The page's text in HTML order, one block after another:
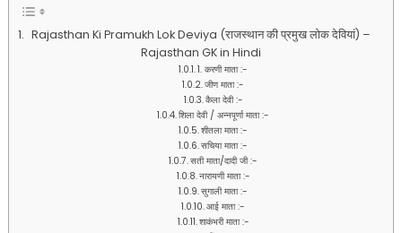
Rajasthan Ki Pramukh Lok Deviya (राजस्थान की प्रमुख लोक देवियां) –
Rajasthan GK in Hindi
1. करणी माता :-
जीण माता :-
कैला देवी :-
शिला देवी / अन्नपूर्णा माता :-
शीतला माता :-
सचिया माता :-
सती माता/दादी जी :-
नारायणी माता :-
सुगाली माता :-
आई माता :-
शाकंभरी माता :-